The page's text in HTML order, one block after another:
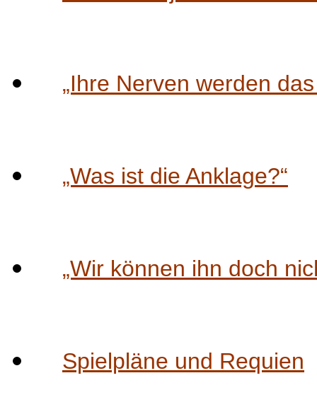
„Ihre Nerven werden
„Was ist die Anklage?“
„Wir können ihn doch
Spielpläne und Requien